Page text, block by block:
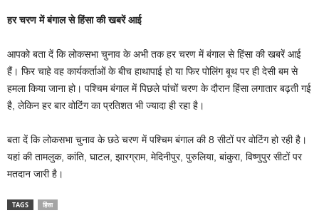
हर चरण में बंगाल से हिंसा की खबरें आई
आपको बता दें कि लोकसभा चुनाव के अभी तक हर चरण में बंगाल से हिंसा की खबरें आई
हैं। फिर चाहे वह कार्यकर्ताओं के बीच हाथापाई हो या फिर पोलिंग बूथ पर ही देसी बम से
हमला किया जाना हो। पश्चिम बंगाल में पिछले पांचों चरण के दौरान हिंसा लगातार बढ़ती गई
है, लेकिन हर बार वोटिंग का प्रतिशत भी ज्यादा ही रहा है।
बता दें कि लोकसभा चुनाव के छठे चरण में पश्चिम बंगाल की 8 सीटों पर वोटिंग हो रही है।
यहां की तामलुक, कांति, घाटल, झारग्राम, मेदिनीपुर, पुरुलिया, बांकुरा, विष्णुपुर सीटों पर
मतदान जारी है।
TAGS हिंसा